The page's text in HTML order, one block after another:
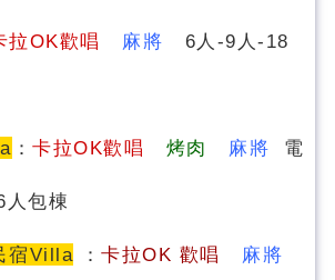
拉OK歡唱 麻將 6人-9人-18
：卡拉OK歡唱 烤肉 麻將 電
包棟
宿Villa ：卡拉OK 歡唱 麻將